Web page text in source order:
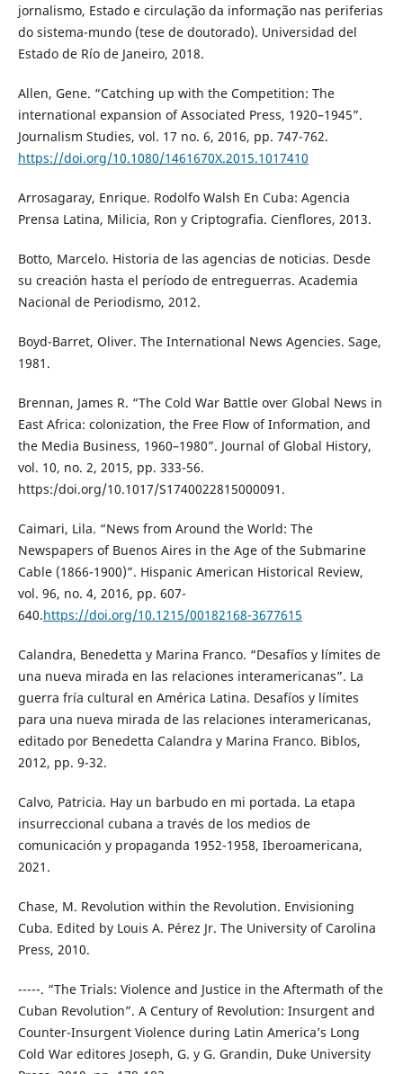
jornalismo, Estado e circulação da informação nas periferias
do sistema-mundo (tese de doutorado). Universidad del
Estado de Río de Janeiro, 2018.
Allen, Gene. “Catching up with the Competition: The
international expansion of Associated Press, 1920–1945”.
Journalism Studies, vol. 17 no. 6, 2016, pp. 747-762.
https://doi.org/10.1080/1461670X.2015.1017410
Arrosagaray, Enrique. Rodolfo Walsh En Cuba: Agencia
Prensa Latina, Milicia, Ron y Criptografia. Cienflores, 2013.
Botto, Marcelo. Historia de las agencias de noticias. Desde
su creación hasta el período de entreguerras. Academia
Nacional de Periodismo, 2012.
Boyd-Barret, Oliver. The International News Agencies. Sage,
1981.
Brennan, James R. “The Cold War Battle over Global News in
East Africa: colonization, the Free Flow of Information, and
the Media Business, 1960–1980”. Journal of Global History,
vol. 10, no. 2, 2015, pp. 333-56.
https:/doi.org/10.1017/S1740022815000091.
Caimari, Lila. “News from Around the World: The
Newspapers of Buenos Aires in the Age of the Submarine
Cable (1866-1900)”. Hispanic American Historical Review,
vol. 96, no. 4, 2016, pp. 607-
640.https://doi.org/10.1215/00182168-3677615
Calandra, Benedetta y Marina Franco. “Desafíos y límites de
una nueva mirada en las relaciones interamericanas”. La
guerra fría cultural en América Latina. Desafíos y límites
para una nueva mirada de las relaciones interamericanas,
editado por Benedetta Calandra y Marina Franco. Biblos,
2012, pp. 9-32.
Calvo, Patricia. Hay un barbudo en mi portada. La etapa
insurreccional cubana a través de los medios de
comunicación y propaganda 1952-1958, Iberoamericana,
2021.
Chase, M. Revolution within the Revolution. Envisioning
Cuba. Edited by Louis A. Pérez Jr. The University of Carolina
Press, 2010.
-----. “The Trials: Violence and Justice in the Aftermath of the
Cuban Revolution”. A Century of Revolution: Insurgent and
Counter-Insurgent Violence during Latin America’s Long
Cold War editores Joseph, G. y G. Grandin, Duke University